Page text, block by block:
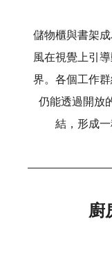
儲物櫃與書架
風在視覺上引
界。各個工作
仍能透過開放
結，形成
廚